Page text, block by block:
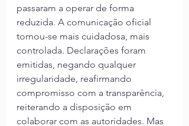
passaram a operar de forma
reduzida. A comunicação oficial
tornou-se mais cuidadosa, mais
controlada. Declarações foram
emitidas, negando qualquer
irregularidade, reafirmando
compromisso com a transparência,
reiterando a disposição em
colaborar com as autoridades. Mas